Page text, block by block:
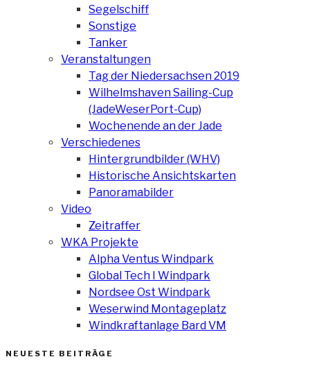
Segelschiff
Sonstige
Tanker
Veranstaltungen
Tag der Niedersachsen 2019
Wilhelmshaven Sailing-Cup
(JadeWeserPort-Cup)
Wochenende an der Jade
Verschiedenes
Hintergrundbilder (WHV)
Historische Ansichtskarten
Panoramabilder
Video
Zeitraffer
WKA Projekte
Alpha Ventus Windpark
Global Tech I Windpark
Nordsee Ost Windpark
Weserwind Montageplatz
Windkraftanlage Bard VM
NEUESTE BEITRÄGE